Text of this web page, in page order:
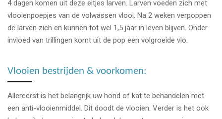
4 dagen komen uit deze eitjes larven. Larven voeden zich met
vlooienpoepjes van de volwassen vlooi. Na 2 weken verpoppen
de larven zich en kunnen tot wel 1,5 jaar in leven blijven. Onder
invloed van trillingen komt uit de pop een volgroeide vlo.
Vlooien bestrijden & voorkomen:
Allereerst is het belangrijk uw hond of kat te behandelen met
een anti-vlooienmiddel. Dit doodt de vlooien. Verder is het ook